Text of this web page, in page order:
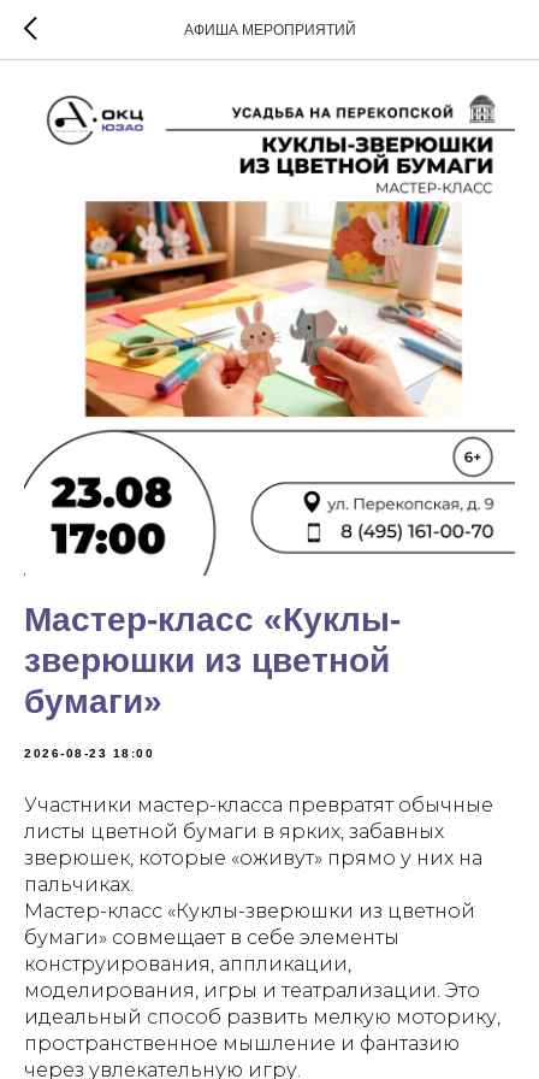
АФИША МЕРОПРИЯТИЙ
Мастер-класс «Куклы-
зверюшки из цветной
бумаги»
2026-08-23 18:00
Участники мастер-класса превратят обычные
листы цветной бумаги в ярких, забавных
зверюшек, которые «оживут» прямо у них на
пальчиках.
Мастер-класс «Куклы-зверюшки из цветной
бумаги» совмещает в себе элементы
конструирования, аппликации,
моделирования, игры и театрализации. Это
идеальный способ развить мелкую моторику,
пространственное мышление и фантазию
через увлекательную игру.